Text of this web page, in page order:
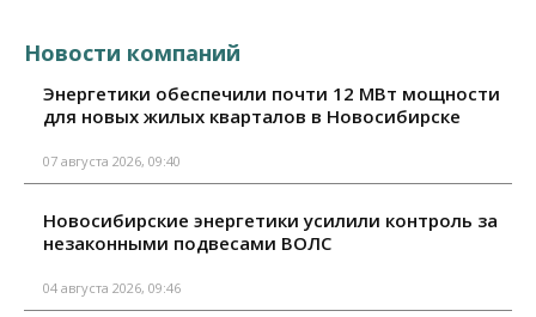
Новости компаний
Энергетики обеспечили почти 12 МВт мощности
для новых жилых кварталов в Новосибирске
07 августа 2026, 09:40
Новосибирские энергетики усилили контроль за
незаконными подвесами ВОЛС
04 августа 2026, 09:46